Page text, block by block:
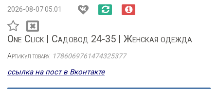
2026-08-07 05:01
One Click | Садовод 24-35 | Женская одежда
Артикул товара: 1786069761474325377
ссылка на пост в Вконтакте